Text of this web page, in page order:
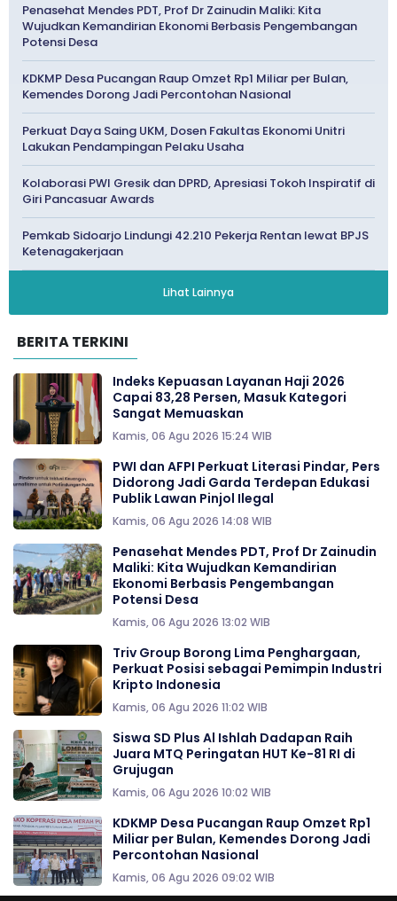
Penasehat Mendes PDT, Prof Dr Zainudin Maliki: Kita
Wujudkan Kemandirian Ekonomi Berbasis Pengembangan
Potensi Desa
KDKMP Desa Pucangan Raup Omzet Rp1 Miliar per Bulan,
Kemendes Dorong Jadi Percontohan Nasional
Perkuat Daya Saing UKM, Dosen Fakultas Ekonomi Unitri
Lakukan Pendampingan Pelaku Usaha
Kolaborasi PWI Gresik dan DPRD, Apresiasi Tokoh Inspiratif di
Giri Pancasuar Awards
Pemkab Sidoarjo Lindungi 42.210 Pekerja Rentan lewat BPJS
Ketenagakerjaan
Lihat Lainnya
BERITA TERKINI
Indeks Kepuasan Layanan Haji 2026
Capai 83,28 Persen, Masuk Kategori
Sangat Memuaskan
Kamis, 06 Agu 2026 15:24 WIB
PWI dan AFPI Perkuat Literasi Pindar, Pers
Didorong Jadi Garda Terdepan Edukasi
Publik Lawan Pinjol Ilegal
Kamis, 06 Agu 2026 14:08 WIB
Penasehat Mendes PDT, Prof Dr Zainudin
Maliki: Kita Wujudkan Kemandirian
Ekonomi Berbasis Pengembangan
Potensi Desa
Kamis, 06 Agu 2026 13:02 WIB
Triv Group Borong Lima Penghargaan,
Perkuat Posisi sebagai Pemimpin Industri
Kripto Indonesia
Kamis, 06 Agu 2026 11:02 WIB
Siswa SD Plus Al Ishlah Dadapan Raih
Juara MTQ Peringatan HUT Ke-81 RI di
Grujugan
Kamis, 06 Agu 2026 10:02 WIB
KDKMP Desa Pucangan Raup Omzet Rp1
Miliar per Bulan, Kemendes Dorong Jadi
Percontohan Nasional
Kamis, 06 Agu 2026 09:02 WIB